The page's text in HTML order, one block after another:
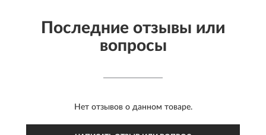
Последние отзывы или
вопросы
Нет отзывов о данном товаре.